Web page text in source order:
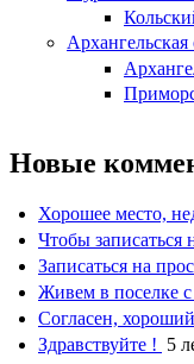
Архангельская
Новые
Хорошее место,
Чтобы записаться
Записаться на
Живем в поселке с
Согласен,
Здравствуйте ! 5